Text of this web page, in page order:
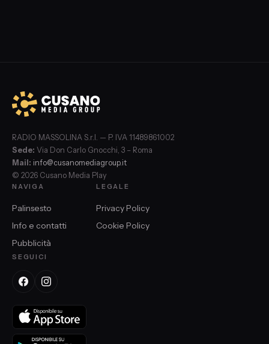
RADIO MASSOLINA S.r.l. — P. IVA 11489861002
Sede: Via Don Carlo Gnocchi, 3 – Roma
Mail: info@cusanomediagroup.it
© 2026 Cusano Media Play
NAVIGA
Palinsesto
Info e contatti
Pubblicità
LEGALE
Privacy Policy
Cookie Policy
SEGUICI